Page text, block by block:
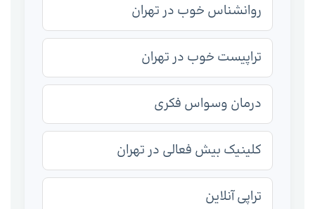
روانشناس خوب در تهران
تراپیست خوب در تهران
درمان وسواس فکری
کلینیک بیش فعالی در تهران
تراپی آنلاین